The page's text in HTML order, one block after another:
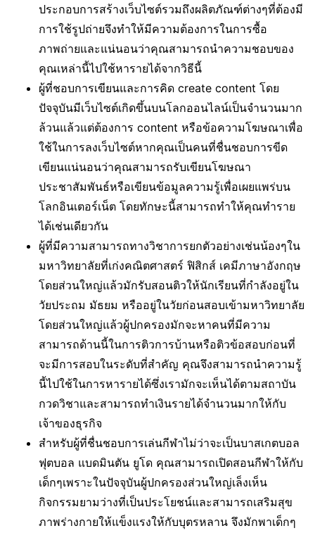
ประกอบการสร้างเว็บไซต์รวมถึงผลิตภัณฑ์ต่างๆที่ต้องมี
การใช้รูปถ่ายจึงทำให้มีความต้องการในการซื้อ
ภาพถ่ายและแน่นอนว่าคุณสามารถนำความชอบของ
คุณเหล่านี้ไปใช้หารายได้จากวิธีนี้
ผู้ที่ชอบการเขียนและการคิด create content โดย
ปัจจุบันมีเว็บไซต์เกิดขึ้นบนโลกออนไลน์เป็นจำนวนมาก
ล้วนแล้วแต่ต้องการ content หรือข้อความโฆษณาเพื่อ
ใช้ในการลงเว็บไซต์หากคุณเป็นคนที่ชื่นชอบการขีด
เขียนแน่นอนว่าคุณสามารถรับเขียนโฆษณา
ประชาสัมพันธ์หรือเขียนข้อมูลความรู้เพื่อเผยแพร่บน
โลกอินเตอร์เน็ต โดยทักษะนี้สามารถทำให้คุณทำราย
ได้เช่นเดียวกัน
ผู้ที่มีความสามารถทางวิชาการยกตัวอย่างเช่นน้องๆใน
มหาวิทยาลัยที่เก่งคณิตศาสตร์ ฟิสิกส์ เคมีภาษาอังกฤษ
โดยส่วนใหญ่แล้วมักรับสอนติวให้นักเรียนที่กำลังอยู่ใน
วัยประถม มัธยม หรืออยู่ในวัยก่อนสอบเข้ามหาวิทยาลัย
โดยส่วนใหญ่แล้วผู้ปกครองมักจะหาคนที่มีความ
สามารถด้านนี้ในการติวการบ้านหรือติวข้อสอบก่อนที่
จะมีการสอบในระดับที่สำคัญ คุณจึงสามารถนำความรู้
นี้ไปใช้ในการหารายได้ซึ่งเรามักจะเห็นได้ตามสถาบัน
กวดวิชาและสามารถทำเงินรายได้จำนวนมากให้กับ
เจ้าของธุรกิจ
สำหรับผู้ที่ชื่นชอบการเล่นกีฬาไม่ว่าจะเป็นบาสเกตบอล
ฟุตบอล แบดมินตัน ยูโด คุณสามารถเปิดสอนกีฬาให้กับ
เด็กๆเพราะในปัจจุบันผู้ปกครองส่วนใหญ่เล็งเห็น
กิจกรรมยามว่างที่เป็นประโยชน์และสามารถเสริมสุข
ภาพร่างกายให้แข็งแรงให้กับบุตรหลาน จึงมักพาเด็กๆ